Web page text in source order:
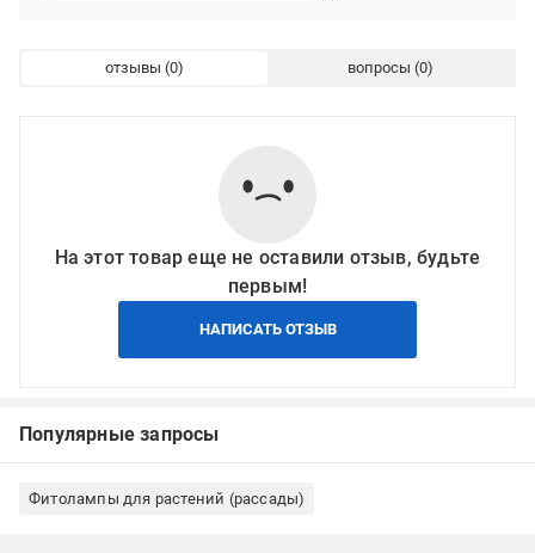
отзывы вопросы
На этот товар еще не оставили отзыв, будьте
первым!
НАПИСАТЬ ОТЗЫВ
Популярные запросы
Фитолампы для растений (рассады)